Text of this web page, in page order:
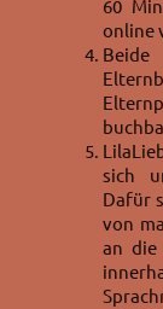
60
online
sich
Dafür
von
an